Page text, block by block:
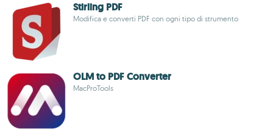
Stirling PDF
Modifica e converti PDF con ogni tipo di strumento
OLM to PDF Converter
MacProTools